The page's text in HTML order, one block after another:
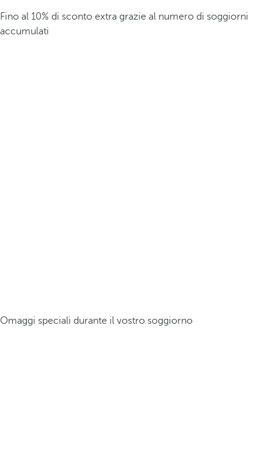
Fino al 10% di sconto extra grazie al numero di soggiorni
accumulati
Omaggi speciali durante il vostro soggiorno